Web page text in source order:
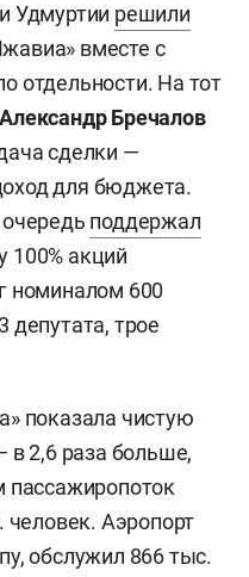
Удмуртии решили
вместе с
отдельности. На тот
Александр Бречалов
сделки —
для бюджета.
поддержал
100% акций
номиналом 600
депутата, трое
показала чистую
в 2,6 раза больше,
пассажиропоток
человек. Аэропорт
обслужил 866 тыс.